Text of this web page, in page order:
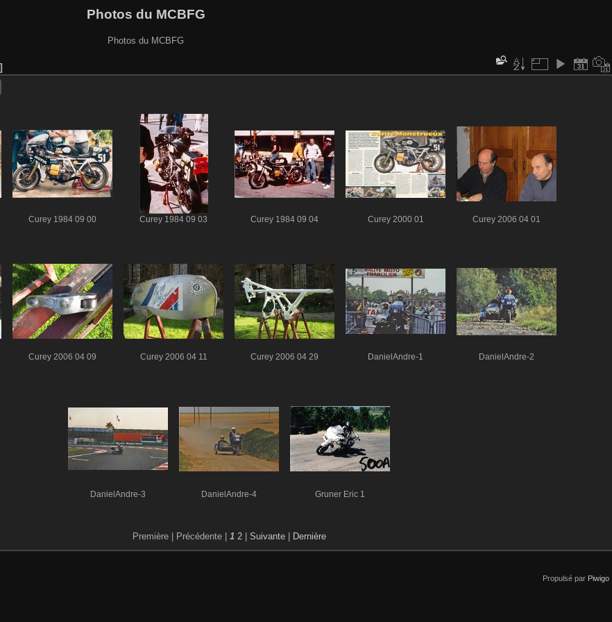
Photos du MCBFG
Photos du MCBFG
Curey 1984 09 00 Curey 1984 09 03 Curey 1984 09 04 Curey 2000 01 Curey 2006 04 01
Curey 2006 04 09 Curey 2006 04 11 Curey 2006 04 29 DanielAndre-1 DanielAndre-2
DanielAndre-3 DanielAndre-4 Gruner Eric 1
Première | Précédente | 1 2 Suivante Dernière
Propulsé par Piwigo